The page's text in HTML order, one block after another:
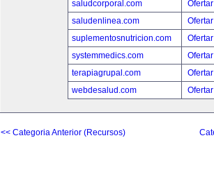
saludcorporal.com
saludenlinea.com
suplementosnutricion.com
systemmedics.com
terapiagrupal.com
webdesalud.com
<< Categoria Anterior (Recursos)